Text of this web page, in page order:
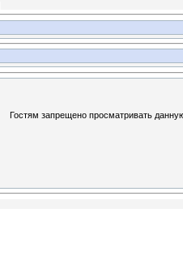
Гостям запрещено просматривать